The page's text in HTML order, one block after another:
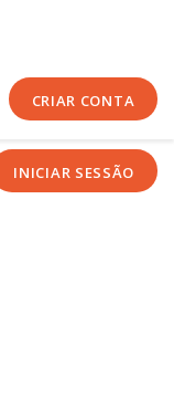
CRIAR CONTA
INICIAR SESSÃO